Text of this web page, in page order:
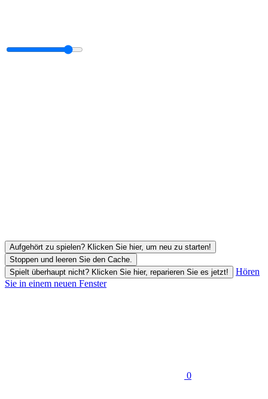
Aufgehört zu spielen? Klicken Sie hier, um neu zu starten!
Stoppen und leeren Sie den Cache.
Spielt überhaupt nicht? Klicken Sie hier, reparieren Sie es jetzt!
Hören
Sie in einem neuen Fenster
0